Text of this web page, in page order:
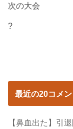
次の大会
?
最近の20コメン
【鼻血出た】引